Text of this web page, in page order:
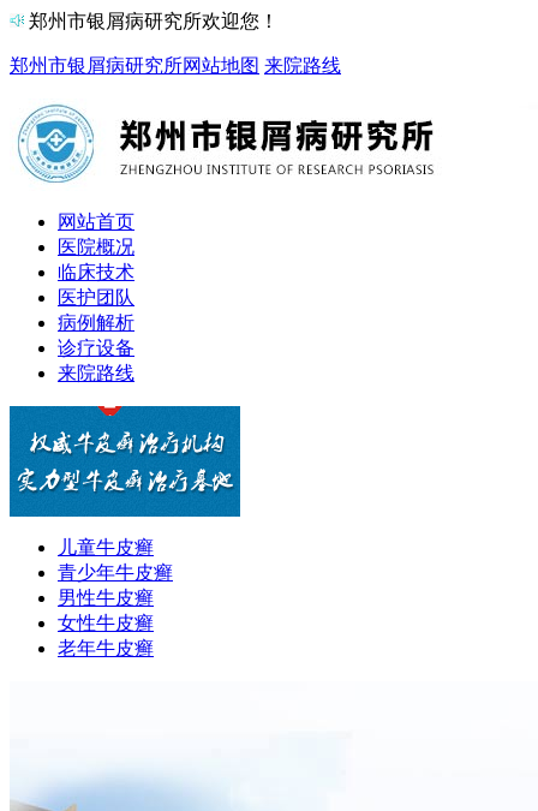
郑州市银屑病研究所欢迎您！
郑州市银屑病研究所网站地图 来院路线
网站首页
医院概况
临床技术
医护团队
病例解析
诊疗设备
来院路线
儿童牛皮癣
青少年牛皮癣
男性牛皮癣
女性牛皮癣
老年牛皮癣